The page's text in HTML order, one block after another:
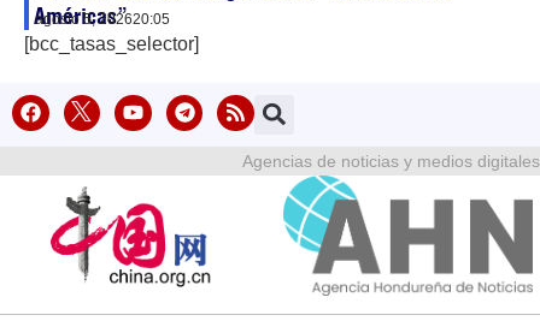
Américas”
agosto 5, 202620:05
[bcc_tasas_selector]
Agencias de noticias y medios digitales